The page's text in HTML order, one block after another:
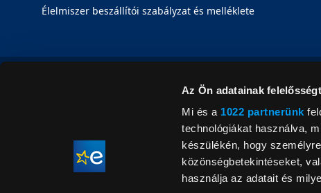
Az Ön adatainak
Mi és a 1022 partnerünk
technológiákat használva,
készülékén, hogy
közönségbetekintéseket,
használja az adatait és
Élelmiszer beszállítói szabályzat és melléklete